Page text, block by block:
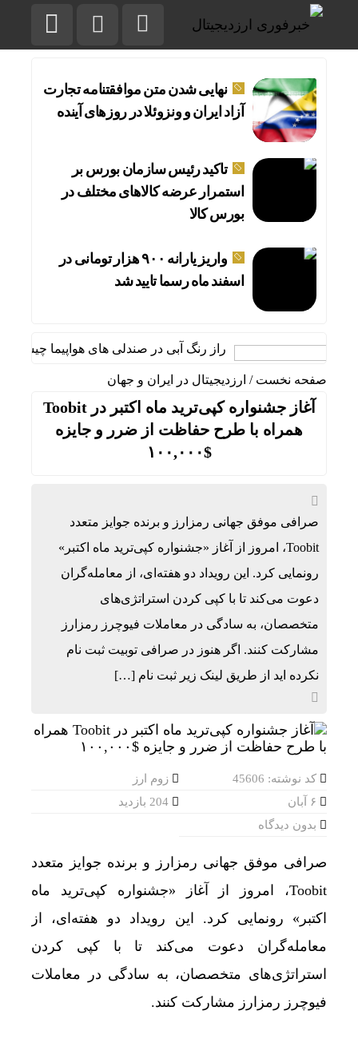
نهایی شدن متن موافقتنامه تجارت
آزاد ایران و ونزوئلا در روزهای آینده
تاکید رئیس سازمان بورس بر
استمرار عرضه کالا‌های مختلف در
بورس کالا
واریز یارانه ۹۰۰ هزار تومانی در
اسفند ماه رسما تایید شد
راز رنگ آبی در صندلی های هواپیما چیست؟
صفحه نخست / ارزدیجیتال در ایران و جهان
آغاز جشنواره کپی‌ترید ماه اکتبر در Toobit
همراه با طرح حفاظت از ضرر و جایزه
$۱۰۰,۰۰۰
صرافی موفق جهانی رمزارز و برنده جوایز متعدد
Toobit، امروز از آغاز «جشنواره کپی‌ترید ماه اکتبر»
رونمایی کرد. این رویداد دو هفته‌ای، از معامله‌گران
دعوت می‌کند تا با کپی کردن استراتژی‌های
متخصصان، به سادگی در معاملات فیوچرز رمزارز
مشارکت کنند. اگر هنوز در صرافی توبیت ثبت نام
نکرده اید از طریق لینک زیر ثبت نام […]
کد نوشته: 45606
زوم ارز
بدون دیدگاه
صرافی موفق جهانی رمزارز و برنده جوایز متعدد
Toobit، امروز از آغاز «جشنواره کپی‌ترید ماه
اکتبر» رونمایی کرد. این رویداد دو هفته‌ای، از
معامله‌گران دعوت می‌کند تا با کپی کردن
استراتژی‌های متخصصان، به سادگی در معاملات
فیوچرز رمزارز مشارکت کنند.